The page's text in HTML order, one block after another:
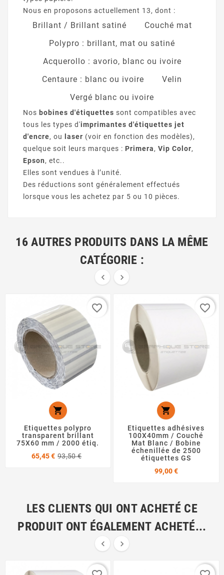
Nous en proposons actuellement 13, dont :
Brillant / Brillant satiné
Couché mat
Polypro : brillant, mat ou satiné
Acquerollo : avorio, blanc ou ivoire
Centaure : blanc ou ivoire
Velin
Vergé blanc ou ivoire
Nos bobines d'étiquettes sont compatibles avec
tous les types d'imprimantes d'étiquettes jet
d'encre, ou laser (voir en fonction des modèles),
quelque soit leurs marques : Primera, Vip Color,
Epson, etc..
Elles sont vendues à l’unité.
Des réductions sont généralement effectués
lorsque vous les achetez par 5 ou 10 pièces.
16 AUTRES PRODUITS DANS LA MÊME
CATÉGORIE :
 

Etiquettes polypro
transparent brillant
75X60 mm / 2000 étiq.
65,45 € 93,50 €
favorite_border

Etiquettes adhésives
100X40mm / Couché
Mat Blanc / Bobine
échenillée de 2500
étiquettes GS
99,00 €Prix
favorite_border
LES CLIENTS QUI ONT ACHETÉ CE
PRODUIT ONT ÉGALEMENT ACHETÉ...
 
Pack